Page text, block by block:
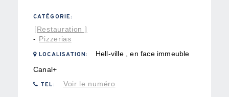
CATÉGORIE:
[Restauration ]
- Pizzerias
LOCALISATION:
Hell-ville , en face immeuble
Canal+
TEL: Voir le numéro